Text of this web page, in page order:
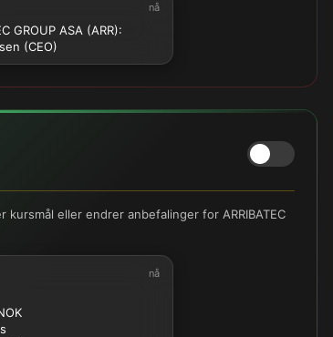
nå
GROUP ASA (ARR):
(CEO)
eller endrer anbefalinger for ARRIBATEC
nå